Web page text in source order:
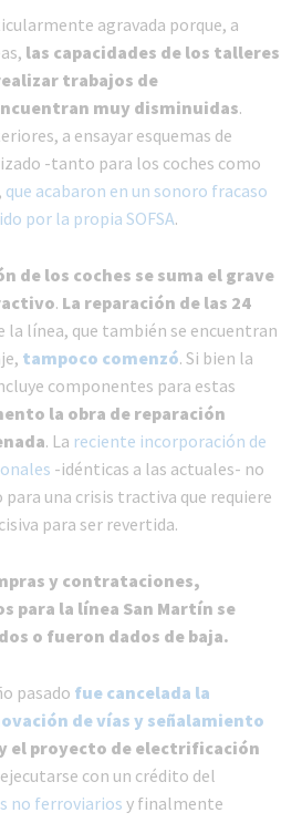
agravada porque, a
las capacidades de los talleres
trabajos de
muy disminuidas.
a ensayar esquemas de
-tanto para los coches como
que acabaron en un sonoro fracaso
por la propia SOFSA.
de los coches se suma el grave
. La reparación de las 24
la línea, que también se encuentran
tampoco comenzó. Si bien la
componentes para estas
la obra de reparación
. La reciente incorporación de
-idénticas a las actuales- no
para una crisis tractiva que requiere
para ser revertida.
y contrataciones,
para la línea San Martín se
o fueron dados de baja.
pasado fue cancelada la
de vías y señalamiento
el proyecto de electrificación
con un crédito del
no ferroviarios y finalmente